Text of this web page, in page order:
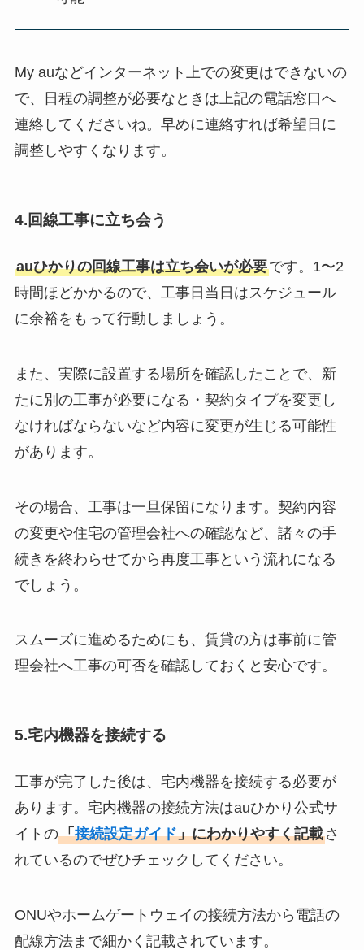
My auなどインターネット上での変更はできないの
で、日程の調整が必要なときは上記の電話窓口へ
連絡してくださいね。早めに連絡すれば希望日に
調整しやすくなります。
4.回線工事に立ち会う
auひかりの回線工事は立ち会いが必要です。1〜2
時間ほどかかるので、工事日当日はスケジュール
に余裕をもって行動しましょう。
また、実際に設置する場所を確認したことで、新
たに別の工事が必要になる・契約タイプを変更し
なければならないなど内容に変更が生じる可能性
があります。
その場合、工事は一旦保留になります。契約内容
の変更や住宅の管理会社への確認など、諸々の手
続きを終わらせてから再度工事という流れになる
でしょう。
スムーズに進めるためにも、賃貸の方は事前に管
理会社へ工事の可否を確認しておくと安心です。
5.宅内機器を接続する
工事が完了した後は、宅内機器を接続する必要が
あります。宅内機器の接続方法はauひかり公式サ
イトの「接続設定ガイド」にわかりやすく記載さ
れているのでぜひチェックしてください。
ONUやホームゲートウェイの接続方法から電話の
配線方法まで細かく記載されています。